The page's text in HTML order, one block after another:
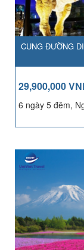
CUNG ĐƯỜNG
29,900,000
6 ngày 5 đêm,